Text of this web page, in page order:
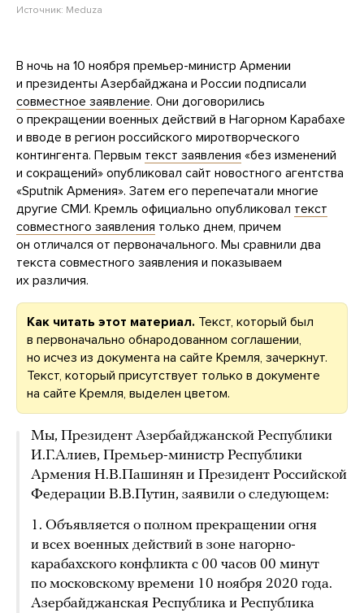
Источник: Meduza
В ночь на 10 ноября премьер-министр Армении
и президенты Азербайджана и России подписали
совместное заявление. Они договорились
о прекращении военных действий в Нагорном Карабахе
и вводе в регион российского миротворческого
контингента. Первым текст заявления «без изменений
и сокращений» опубликовал сайт новостного агентства
«Sputnik Армения». Затем его перепечатали многие
другие СМИ. Кремль официально опубликовал текст
совместного заявления только днем, причем
он отличался от первоначального. Мы сравнили два
текста совместного заявления и показываем
их различия.
Как читать этот материал. Текст, который был
в первоначально обнародованном соглашении,
но исчез из документа на сайте Кремля, зачеркнут.
Текст, который присутствует только в документе
на сайте Кремля, выделен цветом.
Мы, Президент Азербайджанской Республики
И.Г.Алиев, Премьер-министр Республики
Армения Н.В.Пашинян и Президент Российской
Федерации В.В.Путин, заявили о следующем:
1. Объявляется о полном прекращении огня
и всех военных действий в зоне нагорно-
карабахского конфликта с 00 часов 00 минут
по московскому времени 10 ноября 2020 года.
Азербайджанская Республика и Республика